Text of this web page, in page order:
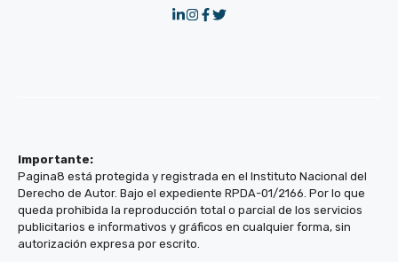
Importante:
Pagina8 está protegida y registrada en el Instituto Nacional del
Derecho de Autor. Bajo el expediente RPDA-01/2166. Por lo que
queda prohibida la reproducción total o parcial de los servicios
publicitarios e informativos y gráficos en cualquier forma, sin
autorización expresa por escrito.